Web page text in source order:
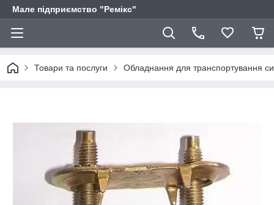
Мале підприємство "Ремікс"
Товари та послуги Обладнання для транспортування